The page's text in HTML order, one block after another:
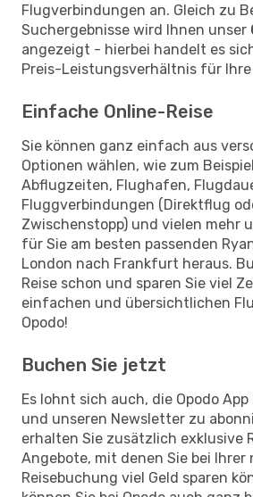
Flugverbindungen an. Gleich zu
Suchergebnisse wird Ihnen unser
angezeigt - hierbei handelt es
Preis-Leistungsverhältnis für Ihre
Einfache Online-Reise
Sie können ganz einfach aus
Optionen wählen, wie zum
Abflugzeiten, Flughafen,
Fluggverbindungen (Direktflug
Zwischenstopp) und vielen mehr
für Sie am besten passenden
London nach Frankfurt heraus.
Reise schon und sparen Sie viel
einfachen und übersichtlichen
Opodo!
Buchen Sie jetzt
Es lohnt sich auch, die Opodo
und unseren Newsletter zu
erhalten Sie zusätzlich exklusive
Angebote, mit denen Sie bei Ihrer
Reisebuchung viel Geld sparen